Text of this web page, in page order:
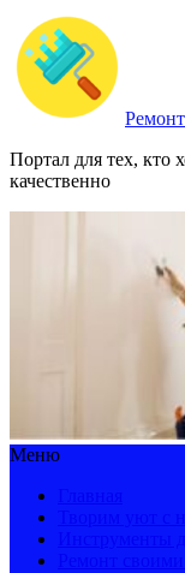
Портал для тех, кто
качественно
Меню